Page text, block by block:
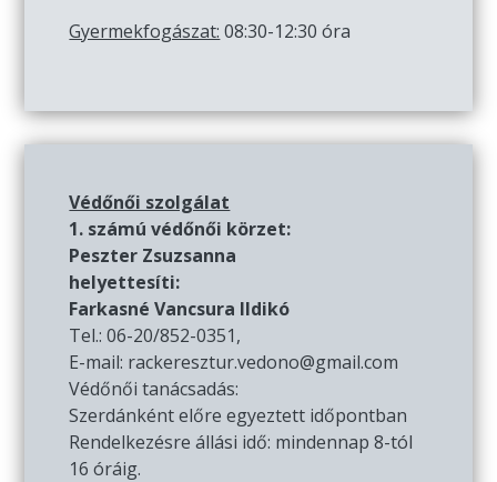
Gyermekfogászat: 08:30-12:30 óra
Védőnői szolgálat
1. számú védőnői körzet:
Peszter Zsuzsanna
helyettesíti:
Farkasné Vancsura Ildikó
Tel.: 06-20/852-0351,
E-mail: rackeresztur.vedono@gmail.com
Védőnői tanácsadás:
Szerdánként előre egyeztett időpontban
Rendelkezésre állási idő: mindennap 8-tól
16 óráig.